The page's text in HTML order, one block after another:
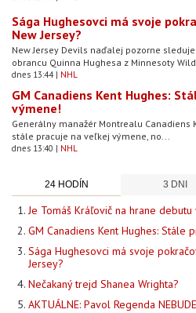
Sága Hughesovci má svoje
New Jersey?
New Jersey Devils naďalej pozorne
obrancu Quinna Hughesa z Minnesoty
dnes 13:44 NHL
GM Canadiens Kent Hughes:
výmene!
Generálny manažér Montrealu Canadiens
stále pracuje na veľkej výmene, no...
dnes 13:40 NHL
24 HODÍN 3 DNI
Je Tomáš Kráľovič na hrane debutu
GM Canadiens Kent Hughes: Stále
Sága Hughesovci má svoje
Jersey?
Nečakaný trejd Shanea Wrighta?
AKTUÁLNE: Pavol Regenda